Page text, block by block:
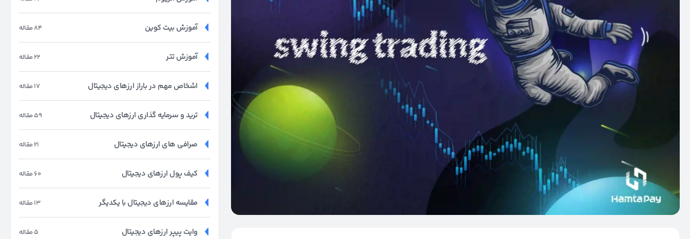
84 مقاله آموزش بیت کوین
22 مقاله آموزش تتر
17 مقاله اشخاص مهم در باراز ارزهای دیجیتال
59 مقاله ترید و سرمایه گذاری ارزهای دیجیتال
21 مقاله صرافی های ارزهای دیجیتال
60 مقاله کیف پول ارزهای دیجیتال
13 مقاله مقایسه ارزهای دیجیتال با یکدیگر
5 مقاله وایت پیپر ارزهای دیجیتال